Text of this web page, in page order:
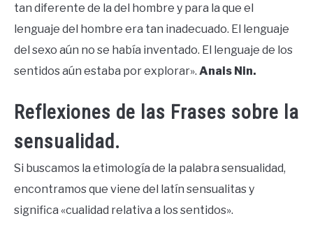
tan diferente de la del hombre y para la que el
lenguaje del hombre era tan inadecuado. El lenguaje
del sexo aún no se había inventado. El lenguaje de los
sentidos aún estaba por explorar». Anais Nin.
Reflexiones de las Frases sobre la
sensualidad.
Si buscamos la etimología de la palabra sensualidad,
encontramos que viene del latín sensualitas y
significa «cualidad relativa a los sentidos».